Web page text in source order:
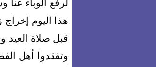
لرفع الوباء
هذا اليوم
قبل صلاة العيد
وتفقدوا أهل